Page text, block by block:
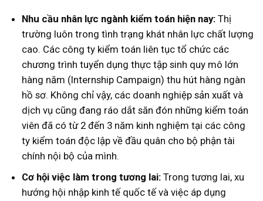
Nhu cầu nhân lực ngành kiểm toán hiện nay:Thị
trường luôn trong tình trạng khát nhân lực chất lượng
cao. Các công ty kiểm toán liên tục tổ chức các
chương trình tuyển dụng thực tập sinh quy mô lớn
hàng năm (Internship Campaign) thu hút hàng ngàn
hồ sơ. Không chỉ vậy, các doanh nghiệp sản xuất và
dịch vụ cũng đang ráo dắt săn đón những kiểm toán
viên đã có từ 2 đến 3 năm kinh nghiệm tại các công
ty kiểm toán độc lập về đầu quân cho bộ phận tài
chính nội bộ của mình.
Cơ hội việc làm trong tương lai:Trong tương lai, xu
hướng hội nhập kinh tế quốc tế và việc áp dụng